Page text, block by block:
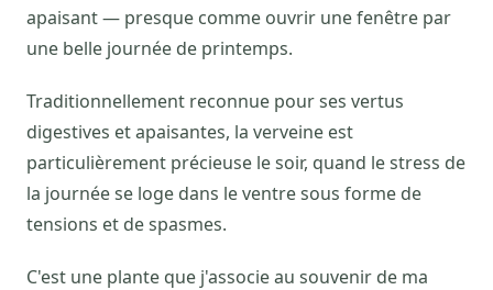
apaisant — presque comme ouvrir une fenêtre par
une belle journée de printemps.
Traditionnellement reconnue pour ses vertus
digestives et apaisantes, la verveine est
particulièrement précieuse le soir, quand le stress de
la journée se loge dans le ventre sous forme de
tensions et de spasmes.
C'est une plante que j'associe au souvenir de ma